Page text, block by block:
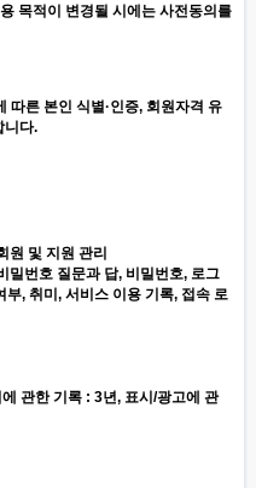
목적이 변경될 시에는 사전동의를
따른 본인 식별·인증, 회원자격 유
니다.
원 및 지원 관리
밀번호 질문과 답, 비밀번호, 로그
, 취미, 서비스 이용 기록, 접속 로
관한 기록 : 3년, 표시/광고에 관